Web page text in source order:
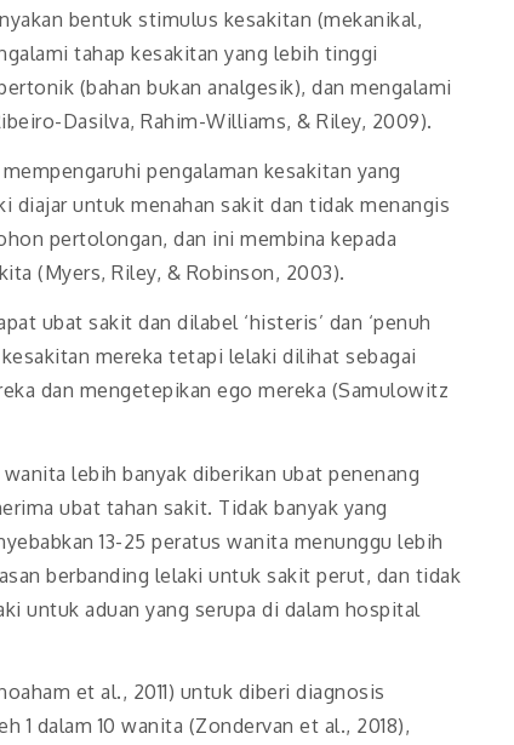
bentuk stimulus kesakitan (mekanikal,
tahap kesakitan yang lebih tinggi
(bahan bukan analgesik), dan mengalami
Dasilva, Rahim-Williams, & Riley, 2009).
pengalaman kesakitan yang
diajar untuk menahan sakit dan tidak menangis
pertolongan, dan ini membina kepada
(Myers, Riley, & Robinson, 2003).
ubat sakit dan dilabel ‘histeris’ dan ‘penuh
mereka tetapi lelaki dilihat sebagai
dan mengetepikan ego mereka (Samulowitz
lebih banyak diberikan ubat penenang
ubat tahan sakit. Tidak banyak yang
13-25 peratus wanita menunggu lebih
berbanding lelaki untuk sakit perut, dan tidak
untuk aduan yang serupa di dalam hospital
et al., 2011) untuk diberi diagnosis
dalam 10 wanita (Zondervan et al., 2018),